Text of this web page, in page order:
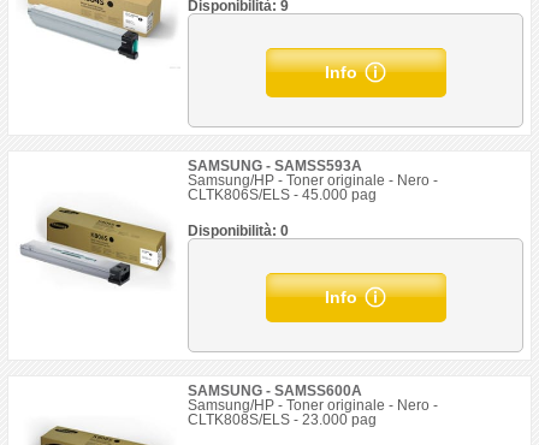
Disponibilità: 9
Info
SAMSUNG - SAMSS593A
Samsung/HP - Toner originale - Nero -
CLTK806S/ELS - 45.000 pag
Disponibilità: 0
Info
SAMSUNG - SAMSS600A
Samsung/HP - Toner originale - Nero -
CLTK808S/ELS - 23.000 pag